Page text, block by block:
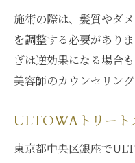
施術の際は、髪質やダ
を調整する必要があり
ぎは逆効果になる場合
美容師のカウンセリン
ULTOWAトリート
東京都中央区銀座で